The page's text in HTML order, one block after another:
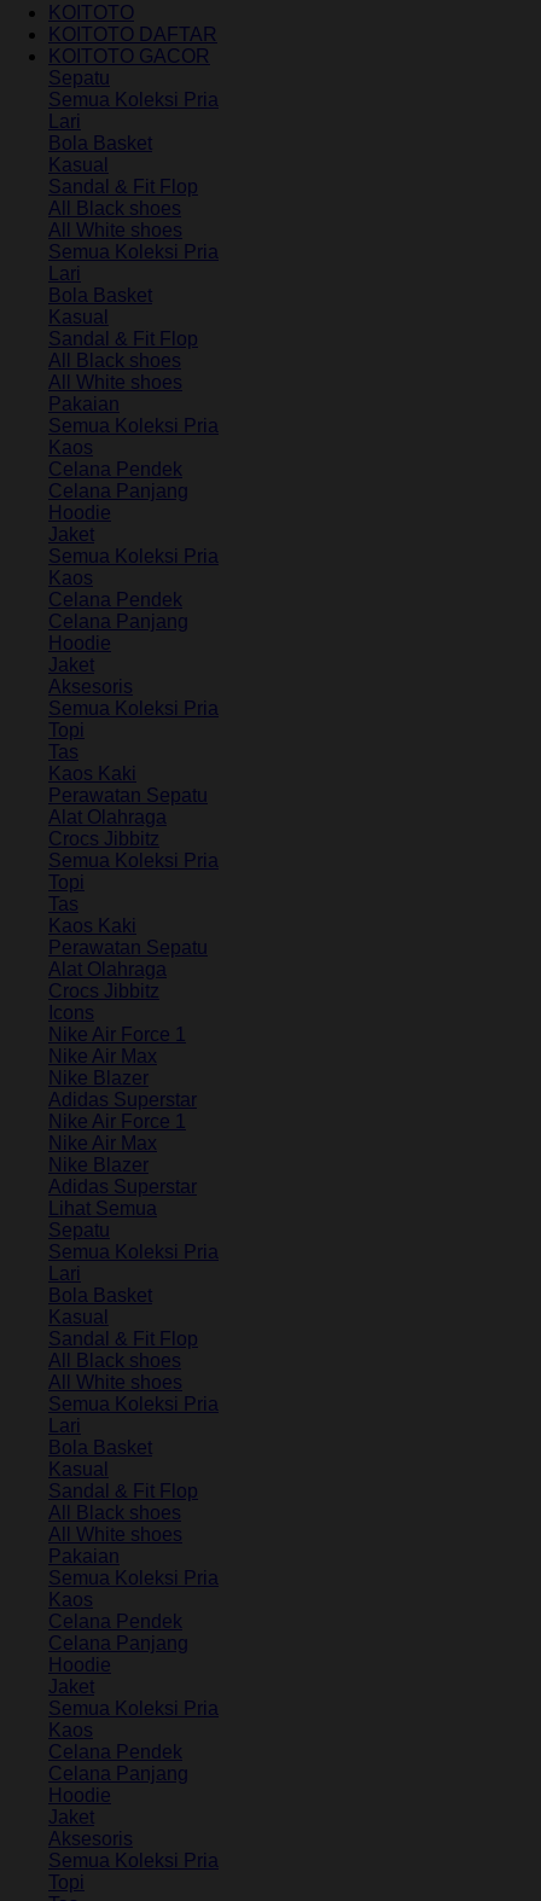
KOITOTO
KOITOTO DAFTAR
KOITOTO GACOR
Sepatu
Semua Koleksi Pria
Lari
Bola Basket
Kasual
Sandal & Fit Flop
All Black shoes
All White shoes
Semua Koleksi Pria
Lari
Bola Basket
Kasual
Sandal & Fit Flop
All Black shoes
All White shoes
Pakaian
Semua Koleksi Pria
Kaos
Celana Pendek
Celana Panjang
Hoodie
Jaket
Semua Koleksi Pria
Kaos
Celana Pendek
Celana Panjang
Hoodie
Jaket
Aksesoris
Semua Koleksi Pria
Topi
Tas
Kaos Kaki
Perawatan Sepatu
Alat Olahraga
Crocs Jibbitz
Semua Koleksi Pria
Topi
Tas
Kaos Kaki
Perawatan Sepatu
Alat Olahraga
Crocs Jibbitz
Icons
Nike Air Force 1
Nike Air Max
Nike Blazer
Adidas Superstar
Nike Air Force 1
Nike Air Max
Nike Blazer
Adidas Superstar
Lihat Semua
Sepatu
Semua Koleksi Pria
Lari
Bola Basket
Kasual
Sandal & Fit Flop
All Black shoes
All White shoes
Semua Koleksi Pria
Lari
Bola Basket
Kasual
Sandal & Fit Flop
All Black shoes
All White shoes
Pakaian
Semua Koleksi Pria
Kaos
Celana Pendek
Celana Panjang
Hoodie
Jaket
Semua Koleksi Pria
Kaos
Celana Pendek
Celana Panjang
Hoodie
Jaket
Aksesoris
Semua Koleksi Pria
Topi